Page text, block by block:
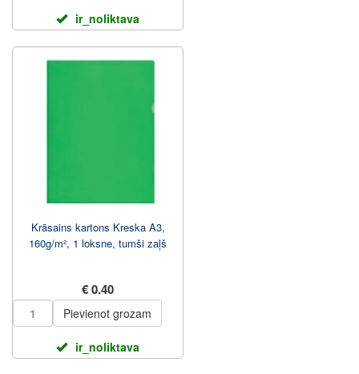
ir_noliktava
Krāsains kartons Kreska A3,
160g/m², 1 loksne, tumši zaļš
€ 0.40
Pievienot grozam
ir_noliktava